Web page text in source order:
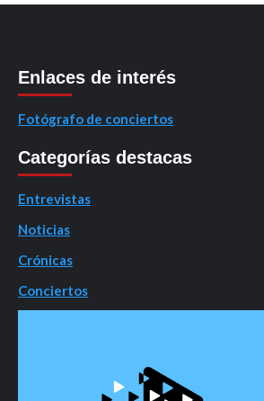
Enlaces de interés
Fotógrafo de conciertos
Categorías destacas
Entrevistas
Noticias
Crónicas
Conciertos